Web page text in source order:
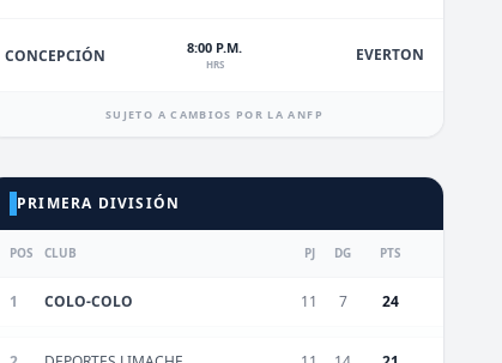
CONCEPCIÓN 8:00 P.M.
HRS EVERTON
SUJETO A CAMBIOS POR LA ANFP
PRIMERA DIVISIÓN
POS CLUB PJ DG PTS
1 COLO-COLO 11 7 24